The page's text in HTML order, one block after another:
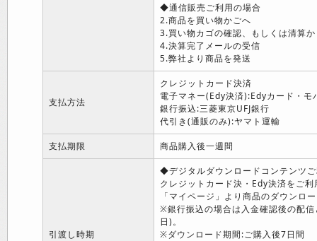
◆通信販売ご利用の場合
2.商品を買い物かごへ
3.買い物カゴの確認、もしくは清算
4.決算完了メールの受信
5.弊社より商品を発送
支払方法
クレジットカード決済
電子マネー(Edy決済):Edyカード・モ
銀行振込:三菱東京UFJ銀行
代引き(通販のみ):ヤマト運輸
支払期限 商品購入後一週間
引渡し時期
◆デジタルダウンロードコンテンツ
クレジットカード決・Edy決済をご
「マイページ」より商品のダウンロ
※銀行振込の場合は入金確認後の配
日)。
※ダウンロード期間:ご購入後7日間